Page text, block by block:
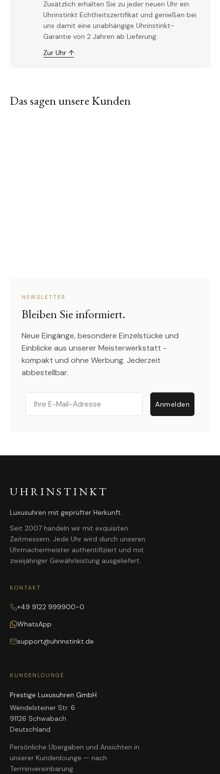
Zusätzlich erhalten Sie zu jeder neuen Uhr ein
Uhrinstinkt Echtheitszertifikat und genießen bei
uns damit eine unabhängige Uhrinstinkt-
Garantie von 2 Jahren ab Lieferung.
Zur Uhr ↑
Das sagen unsere Kunden
NEWSLETTER
Bleiben Sie informiert.
Neue Eingänge, besondere Einzelstücke und
Einblicke aus unserer Meisterwerkstatt -
kompakt und ohne Werbung. Jederzeit
abbestellbar.
Email
Anmelden
UHRINSTINKT
Luxusuhren mit geprüfter Herkunft.
Seit 2007 handeln wir mit exquisiten
Zeitmessern. Jede Uhr wird durch unseren
Uhrmachermeister authentifiziert und mit
zweijähriger Gewährleistung ausgeliefert.
KONTAKT
+49 9122 999900-0
WhatsApp
support@uhrinstinkt.de
KUNDENLOUNGE
Prestige Luxusuhren GmbH
Wendelsteiner Str. 6
91126 Schwabach
Deutschland
Persönliche Übergaben und Ansichten in
unserer Kundenlounge — nach
Terminvereinbarung.